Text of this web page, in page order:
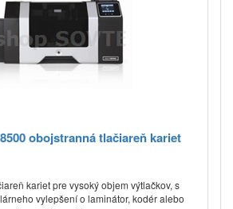
obojstranná tlačiareň kariet
kariet pre vysoký objem výtlačkov, s
vylepšení o laminátor, kodér alebo